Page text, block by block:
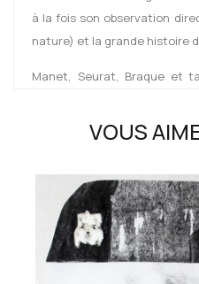
à la fois son observation
nature) et la grande histoire
Manet, Seurat, Braque et
directes qu’il s’amuse à
agrafant) dans comme
interrogations sur ce qui
peuvent ouvrir l’imaginaire,
les associations qu’il se
manuscrite y devient un
VOUS